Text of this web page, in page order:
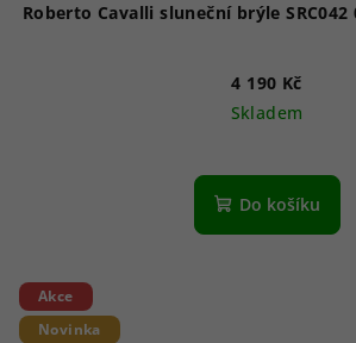
4 190 Kč
Skladem
Do košíku
Akce
Novinka